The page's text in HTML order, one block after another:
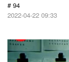
# 94
2022-04-22 09:33